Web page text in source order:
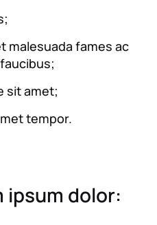
malesuada fames ac
sit amet;
tempor.
ipsum dolor: